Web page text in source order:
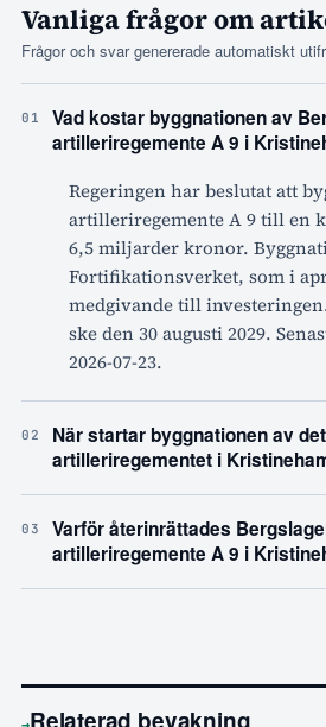
Vanliga frågor om
Frågor och svar genererade automatiskt
01
Vad kostar byggnationen av
artilleriregemente A 9 i
Regeringen har beslutat att
artilleriregemente A 9 till en
6,5 miljarder kronor.
Fortifikationsverket, som i
medgivande till
ske den 30 augusti 2029.
2026-07-23.
02
När startar byggnationen av
artilleriregementet i
03
Varför återinrättades
artilleriregemente A 9 i
Relaterad bevakning